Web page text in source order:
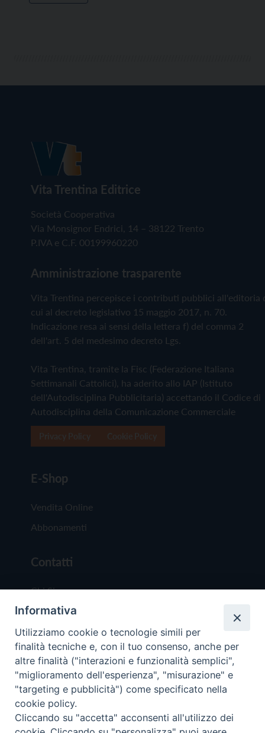
Vita Trentina Editrice
Società Cooperativa
Via Monsignor Endrici, 14 – 38122 Trento
P.IVA e C.F. 00199960220
Amministrazione trasparente
Vita Trentina percepisce i contributi pubblici all'editoria
cui al decreto legislativo 15 maggio 2017, n. 70.
Indicazione resa ai sensi della lettera f) del comma 2
dell'art. 5 del medesimo decreto Lgs.
Vita Trentina, tramite la Fisc (Federazione Italiana
Settimanali Cattolici), ha aderito allo IAP (Istituto
dell'Autodisciplina Pubblicitaria) accettando il Codice di
Autodisciplina della Comunicazione Commerciale
E-Shop
Vendita Online
Abbonamenti
Contatti
Chi Siamo
Redazione
Scrivici
Copyright © 2019 - Tutti i diritti riservati - Vita
Trentina Editrice
Informativa
Utilizziamo cookie o tecnologie simili per
finalità tecniche e, con il tuo consenso, anche per
altre finalità ("interazioni e funzionalità semplici",
"miglioramento dell'esperienza", "misurazione" e
"targeting e pubblicità") come specificato nella
cookie policy.
Cliccando su "accetta" acconsenti all'utilizzo dei